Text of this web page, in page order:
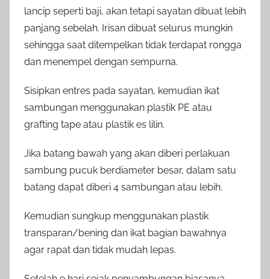
lancip seperti baji, akan tetapi sayatan dibuat lebih
panjang sebelah. Irisan dibuat selurus mungkin
sehingga saat ditempelkan tidak terdapat rongga
dan menempel dengan sempurna.
Sisipkan entres pada sayatan, kemudian ikat
sambungan menggunakan plastik PE atau
grafting tape atau plastik es lilin.
Jika batang bawah yang akan diberi perlakuan
sambung pucuk berdiameter besar, dalam satu
batang dapat diberi 4 sambungan atau lebih.
Kemudian sungkup menggunakan plastik
transparan/bening dan ikat bagian bawahnya
agar rapat dan tidak mudah lepas.